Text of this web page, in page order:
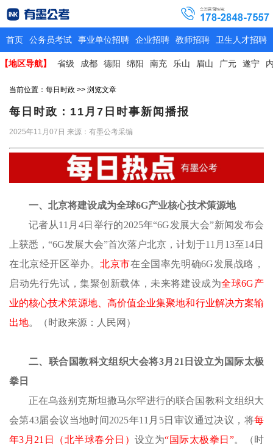
首页 公务员考试 事业单位招聘 企业招聘 教师招聘 卫生人才招聘
【地区导航】 省级 成都 德阳 绵阳 南充 乐山 眉山 广元 遂宁
当前位置： 每日时政 >> 浏览文章
每日时政：11月7日时事新闻播报
2025年11月07日 来源：有墨公考采编
一、北京将建设成为全球6G产业核心技术策源地
记者从11月4日举行的2025年“6G发展大会”新闻发布会
上获悉，“6G发展大会”首次落户北京，计划于11月13至14日
在北京经开区举办。北京市在全国率先明确6G发展战略，
启动先行先试，集聚创新载体，未来将建设成为全球6G产
业的核心技术策源地、高价值企业集聚地和行业解决方案输
出地。（时政来源：人民网）
二、联合国教科文组织大会将3月21日设立为国际太极
拳日
正在乌兹别克斯坦撒马尔罕进行的联合国教科文组织大
会第43届会议当地时间2025年11月5日审议通过决议，将每
年3月21日（北半球春分日）设立为“国际太极拳日”。（时